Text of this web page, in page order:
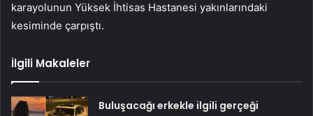
karayolunun Yüksek İhtisas Hastanesi yakınlarındaki
kesiminde çarpıştı.
İlgili Makaleler
Buluşacağı erkekle ilgili gerçeği